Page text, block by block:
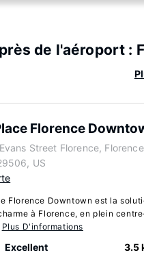
de l'aéroport :
Florence
Street Florence,
US
Florence Downtown est la
à Florence, en plein
Plus D'informations
Excellent
3.5